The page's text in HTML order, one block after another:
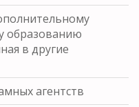
образованию
в другие
агентств